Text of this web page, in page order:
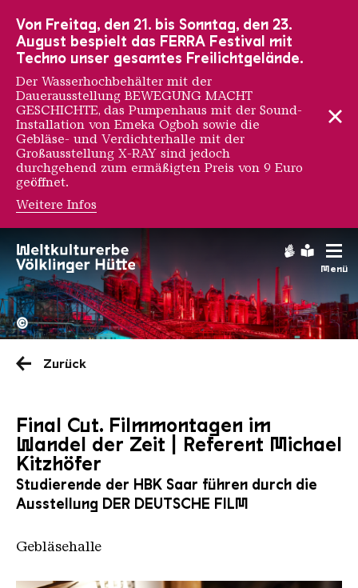
Menü
Hochofengruppe in Rot
Copyright:
©
Zurück
Final Cut. Filmmontagen im
Wandel der Zeit | Referent Michael
Kitzhöfer
Studierende der HBK Saar führen durch die
Ausstellung DER DEUTSCHE FILM
Gebläsehalle
Von Freitag, den 21. bis Sonntag, den 23.
August bespielt das FERRA Festival mit
Techno unser gesamtes Freilichtgelände.
Der Wasserhochbehälter mit der
Dauerausstellung BEWEGUNG MACHT
GESCHICHTE, das Pumpenhaus mit der Sound-
Installation von Emeka Ogboh sowie die
Gebläse- und Verdichterhalle mit der
Großausstellung X-RAY sind jedoch
durchgehend zum ermäßigten Preis von 9 Euro
geöffnet.
Weitere Infos